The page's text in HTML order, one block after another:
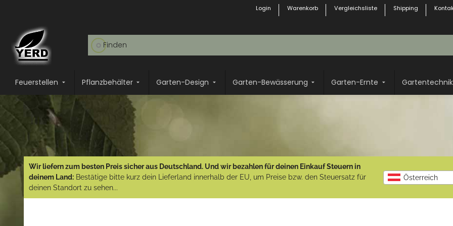
Login Warenkorb Vergleichsliste Shipping
Feuerstellen Pflanzbehälter Garten-Design Garten-Bewässerung Garten-Ernte Gartentechnik
Wir liefern zum besten Preis sicher aus Deutschland. Und wir bezahlen für deinen Einkauf Steuern in
deinem Land: Bestätige bitte kurz dein Lieferland innerhalb der EU, um Preise bzw. den Steuersatz für
deinen Standort zu sehen...
Österreich